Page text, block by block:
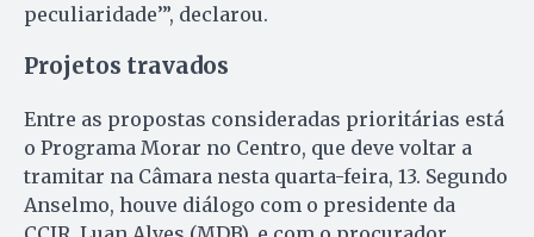
peculiaridade’”, declarou.
Projetos travados
Entre as propostas consideradas prioritárias está
o Programa Morar no Centro, que deve voltar a
tramitar na Câmara nesta quarta-feira, 13. Segundo
Anselmo, houve diálogo com o presidente da